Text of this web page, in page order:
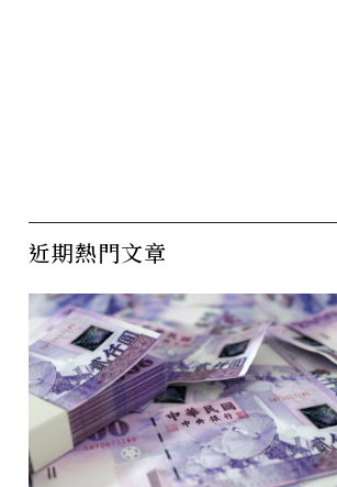
近期熱門文章